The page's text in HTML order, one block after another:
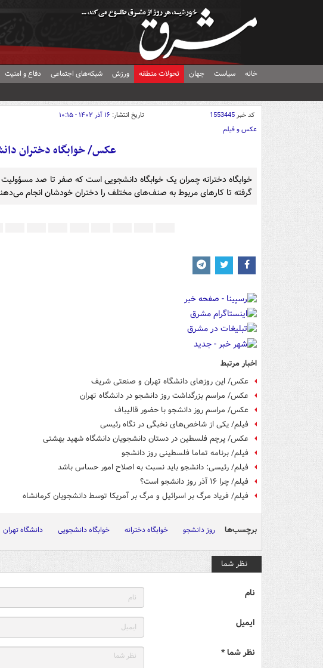
خانه سیاست جهان تحولات منطقه ورزش شبکه‌های اجتماعی دفاع و امنیت
کد خبر1553445 تاریخ انتشار: ۱۶ آذر ۱۴۰۲ - ۱۰:۱۵
عکس و فیلم
عکس/ خوابگاه دختران
خوابگاه دخترانه چمران یک خوابگاه دانشجویی است که صفر تا صد
گرفته تا کارهای مربوط به صنف‌های مختلف را دختران خودشان انجام
اخبار مرتبط
عکس/ این روزهای دانشگاه تهران و صنعتی شریف
عکس/ مراسم بزرگداشت روز دانشجو در دانشگاه تهران
عکس/ مراسم روز دانشجو با حضور قالیباف
فیلم/ یکی از شاخص‌های نخبگی در نگاه رئیسی
عکس/ پرچم فلسطین در دستان دانشجویان دانشگاه شهید بهشتی
فیلم/ برنامه تماما فلسطینی روز دانشجو
فیلم/ رئیسی: دانشجو باید نسبت به اصلاح امور حساس باشد
فیلم/ چرا ۱۶ آذر روز دانشجو است؟
فیلم/ فریاد مرگ بر اسرائیل و مرگ بر آمریکا توسط دانشجویان کرمانشاه
برچسب‌ها روز دانشجو خوابگاه دخترانه خوابگاه دانشجویی دانشگاه تهران
نظر شما
نام
ایمیل
نظر شما *